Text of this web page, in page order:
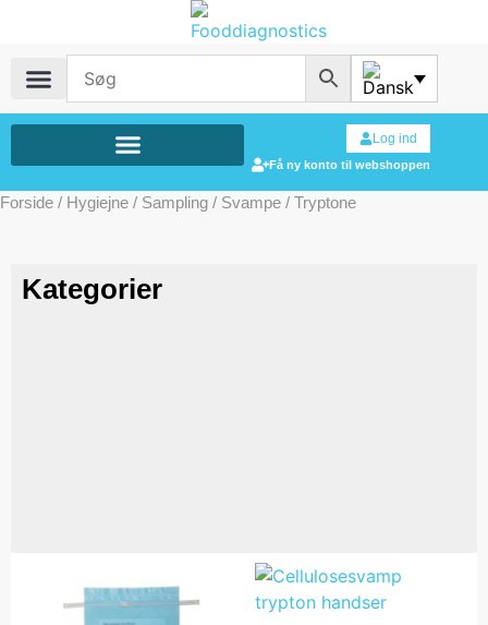
Log ind
Få ny konto til webshoppen
Forside / Hygiejne / Sampling / Svampe / Tryptone
Kategorier